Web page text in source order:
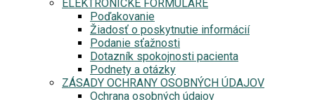
ELEKTRONICKÉ FORMULÁRE
Poďakovanie
Žiadosť o poskytnutie informácií
Podanie sťažnosti
Dotazník spokojnosti pacienta
Podnety a otázky
ZÁSADY OCHRANY OSOBNÝCH ÚDAJOV
Ochrana osobných údajov